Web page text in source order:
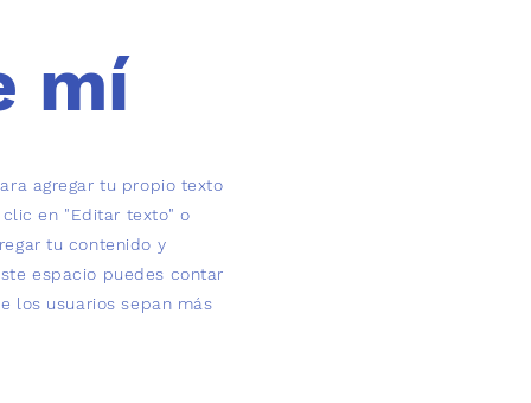
mí
agregar tu propio texto
en "Editar texto" o
tu contenido y
espacio puedes contar
los usuarios sepan más